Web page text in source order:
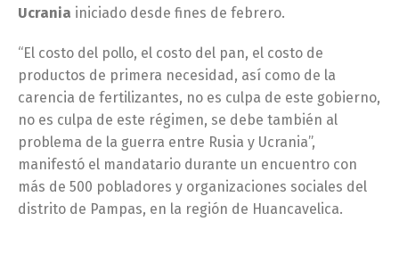
Ucrania iniciado desde fines de febrero.
“El costo del pollo, el costo del pan, el costo de
productos de primera necesidad, así como de la
carencia de fertilizantes, no es culpa de este gobierno,
no es culpa de este régimen, se debe también al
problema de la guerra entre Rusia y Ucrania”,
manifestó el mandatario durante un encuentro con
más de 500 pobladores y organizaciones sociales del
distrito de Pampas, en la región de Huancavelica.